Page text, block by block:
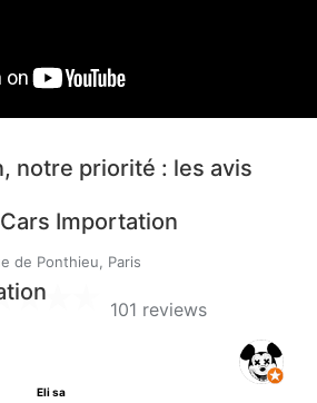
notre priorité : les avis
Importation
de Ponthieu, Paris
101 reviews
Eli sa